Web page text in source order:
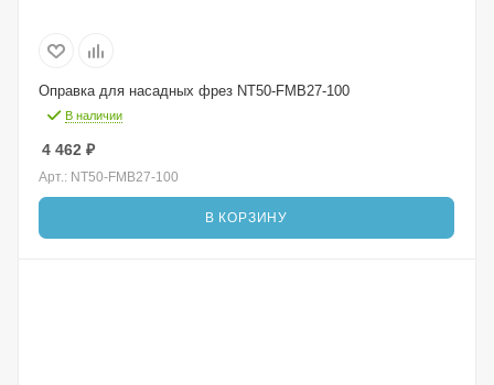
Оправка для насадных фрез NT50-FMB27-100
В наличии
4 462 ₽
Арт.: NT50-FMB27-100
В КОРЗИНУ